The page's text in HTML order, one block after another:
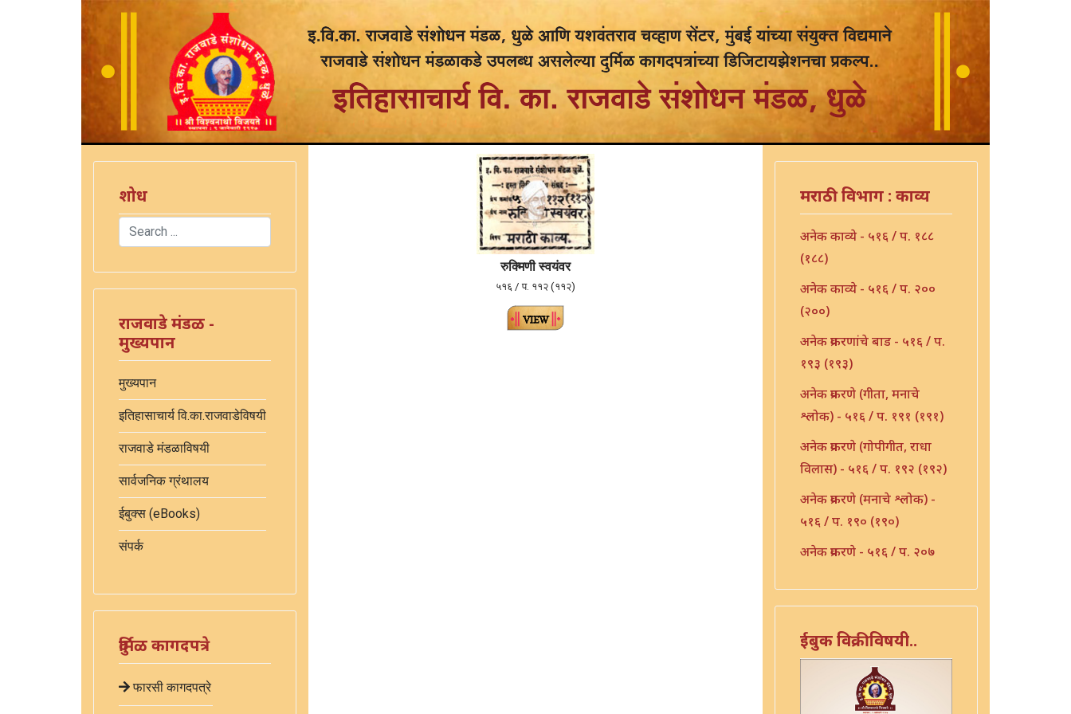
शोध
Search
राजवाडे मंडळ -
मुख्यपान
मुख्यपान
इतिहासाचार्य वि.का.राजवाडेविषयी
राजवाडे मंडळाविषयी
सार्वजनिक ग्रंथालय
ईबुक्स (eBooks)
संपर्क
दुर्मिळ कागदपत्रे
फारसी कागदपत्रे
रुक्मिणी स्वयंवर
५१६ / प. ११२ (११२)
मराठी विभाग : काव्य
अनेक काव्ये - ५१६ / प. १८८
(१८८)
अनेक काव्ये - ५१६ / प. २००
(२००)
अनेक प्रकरणांचे बाड - ५१६ / प.
१९३ (१९३)
अनेक प्रकरणे (गीता, मनाचे
श्लोक) - ५१६ / प. १९१ (१९१)
अनेक प्रकरणे (गोपीगीत, राधा
विलास) - ५१६ / प. १९२ (१९२)
अनेक प्रकरणे (मनाचे श्लोक) -
५१६ / प. १९० (१९०)
अनेक प्रकरणे - ५१६ / प. २०७
अनेक प्रकरणे - ५१६ / प. २१०
अनेक प्रकरणे - ५१६ / प. २३६
अभंग - ५१६ / प. १५३ (१५३)
ईबुक विक्रीविषयी..